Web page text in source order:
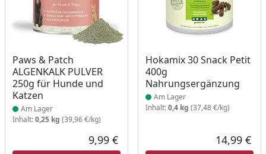
Paws & Patch
ALGENKALK PULVER
250g für Hunde und
Katzen
Produkt am Lager
Am Lager
Inhalt:0,25 kg (39,96 €/kg)
Aktueller Preis
9,99 €
Hokamix 30 Snack Petit
400g
Nahrungsergänzung
Produkt am Lager
Am Lager
Inhalt:0,4 kg (37,48 €/kg)
14,99 €